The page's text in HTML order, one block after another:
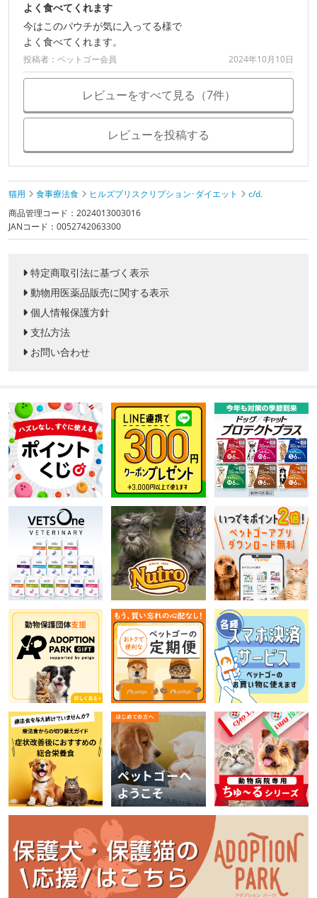
よく食べてくれます
今はこのパウチが気に入ってる様で
よく食べてくれます。
投稿者：ペットゴー会員 2024年10月10日
レビューをすべて見る（7件）
レビューを投稿する
猫用 食事療法食 ヒルズプリスクリプション･ダイエット
c/d.
商品管理コード：2024013003016
JANコード：0052742063300
特定商取引法に基づく表示
動物用医薬品販売に関する表示
個人情報保護方針
支払方法
お問い合わせ